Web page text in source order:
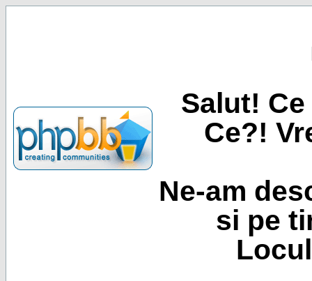
Salut!
Ce?!
Ne-am
si pe